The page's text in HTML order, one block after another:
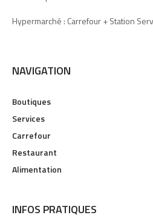
Hypermarché : Carrefour + Station
NAVIGATION
Boutiques
Services
Carrefour
Restaurant
Alimentation
INFOS PRATIQUES